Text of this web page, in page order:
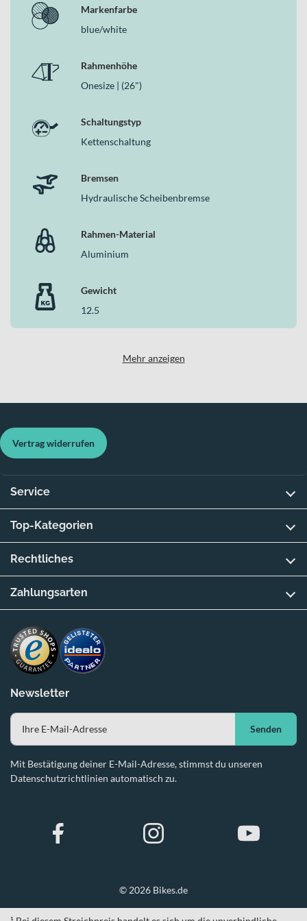
überzeugt
In der Kategorie Jugendfahrräder steht eine ausgewogene
Aluminiumrahmen, 120 mm Federgabel, hydraulischen
Scheibenbremsen und 12-Gang Kettenschaltung. Mondraker
und jede Fahrt selbstbewusst genießen kannst.
Markenfarbe
blue/white
Rahmenhöhe
Onesize | (26")
Schaltungstyp
Kettenschaltung
Bremsen
Hydraulische Scheibenbremse
Rahmen-Material
Aluminium
Gewicht
12.5
Mehr anzeigen
Newsletter
Senden
Mit Bestätigung deiner E-Mail-Adresse, stimmst du unseren
Datenschutzrichtlinien automatisch zu.
Vertrag widerrufen
Service
Top-Kategorien
Rechtliches
Zahlungsarten
© 2026 Bikes.de